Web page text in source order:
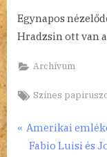
Egynapos
Hradzsin ott van
Archívum
Tags:
Színes
Bejegyzés
P
r
Amerikai
N
Fabio Luisi és